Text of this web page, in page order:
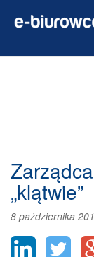
„klątwie”
8 października